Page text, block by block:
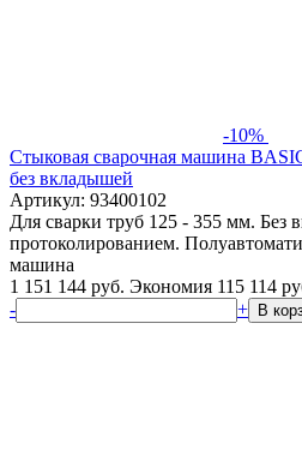
-10%
Стыковая сварочная машина
без вкладышей
Артикул: 93400102
Для сварки труб 125 - 355 мм. Без
протоколированием.
машина
1 151 144 руб. Экономия 115 114
-
+ В